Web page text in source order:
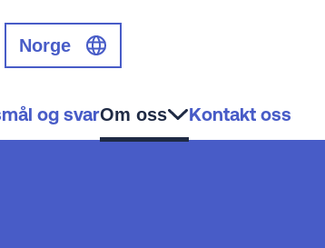
Norge
og svarOm oss Kontakt oss